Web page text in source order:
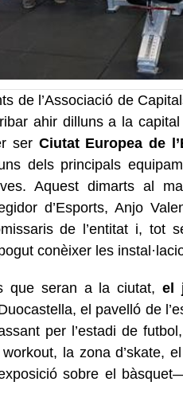
de l’Associació de
ahir dilluns a la
ser Ciutat Europea de
dels principals
Aquest dimarts al
d’Esports, Anjo
de l’entitat i, tot
conèixer les
que seran a la ciutat, el
el pavelló de
per l’estadi de
la zona d’skate,
sobre el